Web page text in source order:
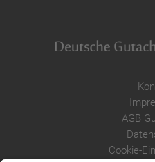
AGB
Cookie-